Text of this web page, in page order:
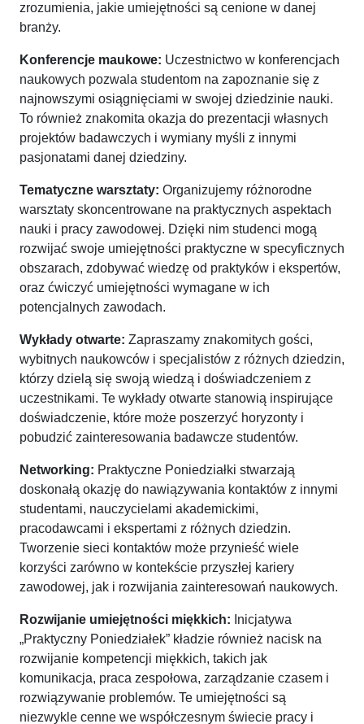
zrozumienia, jakie umiejętności są cenione w danej
branży.
Konferencje maukowe: Uczestnictwo w konferencjach
naukowych pozwala studentom na zapoznanie się z
najnowszymi osiągnięciami w swojej dziedzinie nauki.
To również znakomita okazja do prezentacji własnych
projektów badawczych i wymiany myśli z innymi
pasjonatami danej dziedziny.
Tematyczne warsztaty: Organizujemy różnorodne
warsztaty skoncentrowane na praktycznych aspektach
nauki i pracy zawodowej. Dzięki nim studenci mogą
rozwijać swoje umiejętności praktyczne w specyficznych
obszarach, zdobywać wiedzę od praktyków i ekspertów,
oraz ćwiczyć umiejętności wymagane w ich
potencjalnych zawodach.
Wykłady otwarte: Zapraszamy znakomitych gości,
wybitnych naukowców i specjalistów z różnych dziedzin,
którzy dzielą się swoją wiedzą i doświadczeniem z
uczestnikami. Te wykłady otwarte stanowią inspirujące
doświadczenie, które może poszerzyć horyzonty i
pobudzić zainteresowania badawcze studentów.
Networking: Praktyczne Poniedziałki stwarzają
doskonałą okazję do nawiązywania kontaktów z innymi
studentami, nauczycielami akademickimi,
pracodawcami i ekspertami z różnych dziedzin.
Tworzenie sieci kontaktów może przynieść wiele
korzyści zarówno w kontekście przyszłej kariery
zawodowej, jak i rozwijania zainteresowań naukowych.
Rozwijanie umiejętności miękkich: Inicjatywa
„Praktyczny Poniedziałek” kładzie również nacisk na
rozwijanie kompetencji miękkich, takich jak
komunikacja, praca zespołowa, zarządzanie czasem i
rozwiązywanie problemów. Te umiejętności są
niezwykle cenne we współczesnym świecie pracy i